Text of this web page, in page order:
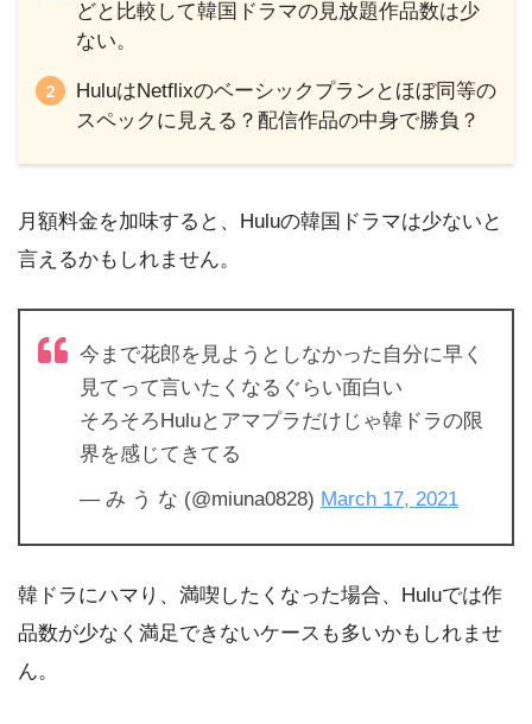
どと比較して韓国ドラマの見放題作品数は少
ない。
HuluはNetflixのベーシックプランとほぼ同等の
スペックに見える？配信作品の中身で勝負？
月額料金を加味すると、Huluの韓国ドラマは少ないと
言えるかもしれません。
今まで花郎を見ようとしなかった自分に早く
見てって言いたくなるぐらい面白い
そろそろHuluとアマプラだけじゃ韓ドラの限
界を感じてきてる
— み う な (@miuna0828) March 17, 2021
韓ドラにハマり、満喫したくなった場合、Huluでは作
品数が少なく満足できないケースも多いかもしれませ
ん。